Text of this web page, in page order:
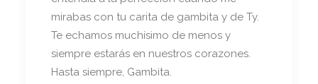
mirabas con tu carita de gambita y de Ty.
Te echamos muchísimo de menos y
siempre estarás en nuestros corazones.
Hasta siempre, Gambita.